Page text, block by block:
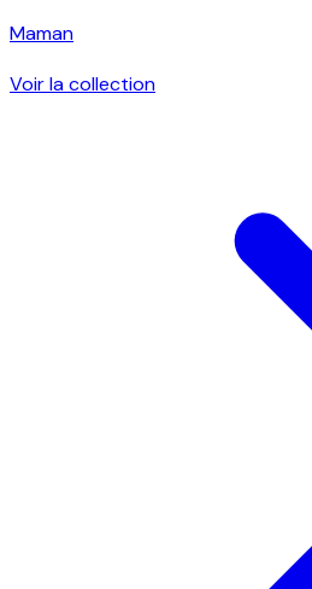
Maman
Voir la collection